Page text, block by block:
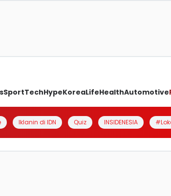
SportTechHypeKoreaLifeHealthAutomotive
Iklanin di IDN Quiz INSIDENESIA